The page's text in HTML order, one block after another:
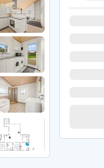
Fjord
Klit
Strand
Husby